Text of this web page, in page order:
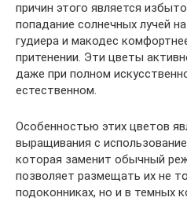
причин этого является
попадание солнечных лучей
гудиера и макодес
притенении. Эти цветы
даже при полном
естественном.
Особенностью этих цветов
выращивания с
которая заменит обычный
позволяет размещать их не
подоконниках, но и в темных